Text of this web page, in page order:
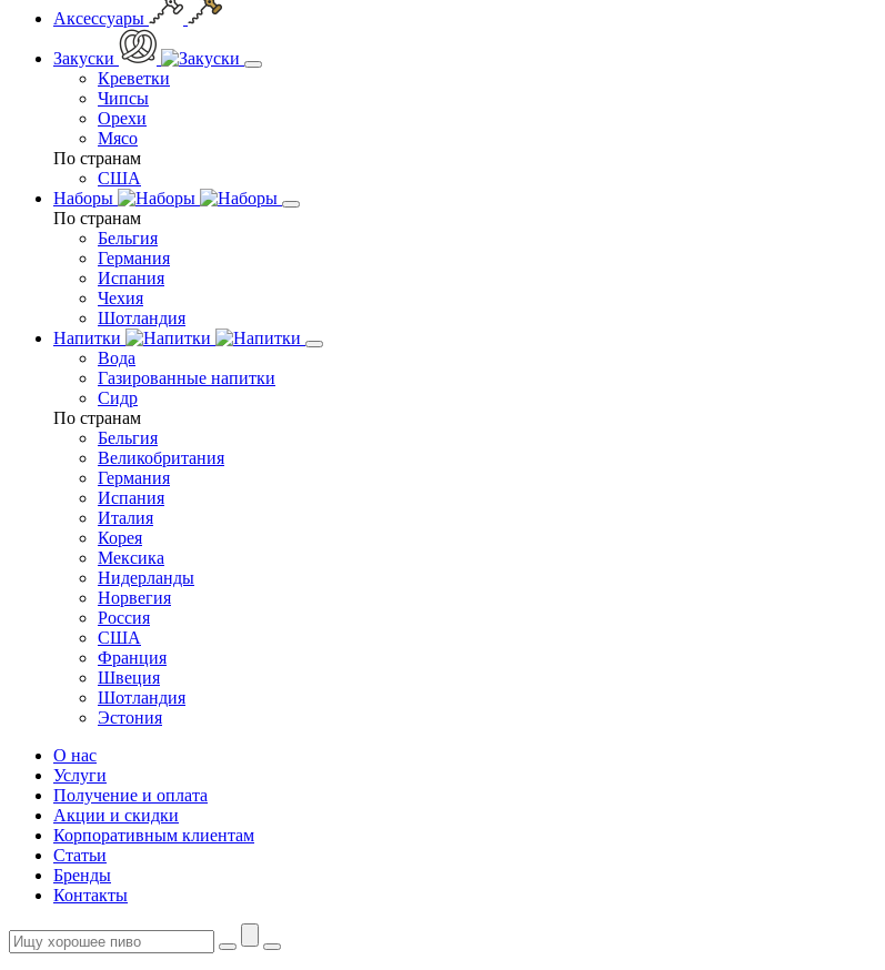
Аксессуары
Закуски
Креветки
Чипсы
Орехи
Мясо
По странам
США
Наборы
По странам
Бельгия
Германия
Испания
Чехия
Шотландия
Напитки
Вода
Газированные напитки
Сидр
По странам
Бельгия
Великобритания
Германия
Испания
Италия
Корея
Мексика
Нидерланды
Норвегия
Россия
США
Франция
Швеция
Шотландия
Эстония
О нас
Услуги
Получение и оплата
Акции и скидки
Корпоративным клиентам
Статьи
Бренды
Контакты